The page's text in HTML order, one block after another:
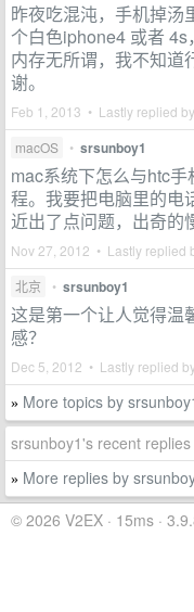
昨夜吃混沌，手机掉汤
个白色iphone4 或者 4s
内存无所谓，我不知道
谢。
Feb 1, 2013 • Lastly replied by
macOS • srsunboy1
mac系统下怎么与htc
程。我要把电脑里的电
近出了点问题，出奇的
Nov 27, 2012 • Lastly replied
北京 • srsunboy1
这是第一个让人觉得温
感？
Dec 5, 2012 • Lastly replied
» More topics by
srsunboy1's recent replies
» More replies by
© 2026 V2EX · 15ms ·